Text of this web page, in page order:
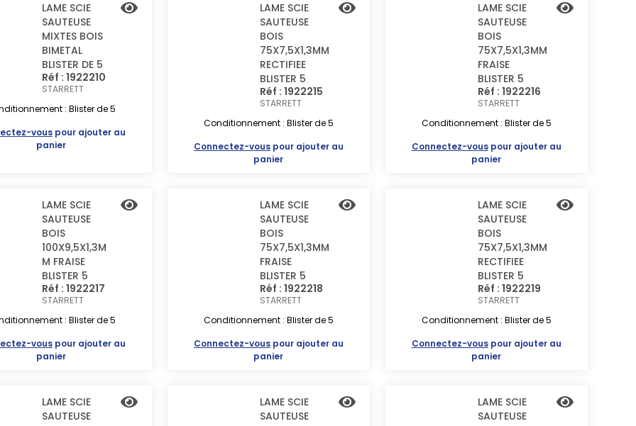
LAME SCIE
SAUTEUSE
MIXTES BOIS
BIMETAL
BLISTER DE 5
Réf : 1922210
STARRETT
: Blister de 5
vous pour ajouter au
panier
LAME SCIE
SAUTEUSE
BOIS
75X7,5X1,3MM
RECTIFIEE
BLISTER 5
Réf : 1922215
STARRETT
Conditionnement : Blister de 5
Connectez-vouspour ajouter au
panier
LAME SCIE
SAUTEUSE
BOIS
75X7,5X1,3MM
FRAISE
BLISTER 5
Réf : 1922216
STARRETT
Conditionnement : Blister de 5
Connectez-vouspour ajouter au
panier
LAME SCIE
SAUTEUSE
BOIS
100X9,5X1,3M
M FRAISE
BLISTER 5
Réf : 1922217
STARRETT
: Blister de 5
vous pour ajouter au
panier
LAME SCIE
SAUTEUSE
BOIS
75X7,5X1,3MM
FRAISE
BLISTER 5
Réf : 1922218
STARRETT
Conditionnement : Blister de 5
Connectez-vouspour ajouter au
panier
LAME SCIE
SAUTEUSE
BOIS
75X7,5X1,3MM
RECTIFIEE
BLISTER 5
Réf : 1922219
STARRETT
Conditionnement : Blister de 5
Connectez-vouspour ajouter au
panier
LAME SCIE
SAUTEUSE
LAME SCIE
SAUTEUSE
LAME SCIE
SAUTEUSE